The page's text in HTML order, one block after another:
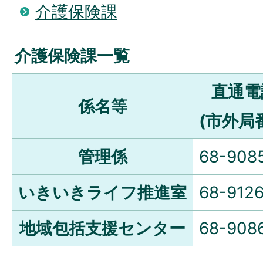
介護保険課
介護保険課一覧
係名等
直通
(市外局
管理係
68-
いきいきライフ推進室
68-
地域包括支援センター
68-